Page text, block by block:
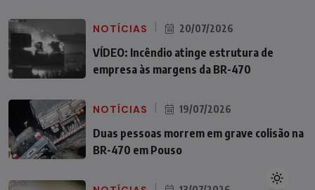
NOTÍCIAS 20/07/2026
VÍDEO: Incêndio atinge estrutura de
empresa às margens da BR-470
NOTÍCIAS 19/07/2026
Duas pessoas morrem em grave colisão na
BR-470 em Pouso